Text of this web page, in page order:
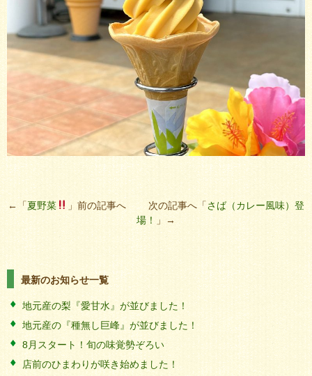
←「夏野菜 」前の記事へ 次の記事へ「さば（カレー風味）登
場！ 」→
最新のお知らせ一覧
地元産の梨『愛甘水』が並びました！
地元産の『種無し巨峰』が並びました！
8月スタート！旬の味覚勢ぞろい
店前のひまわりが咲き始めました！